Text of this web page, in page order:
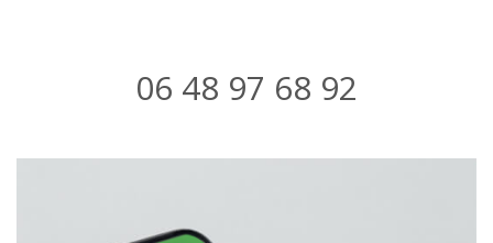
06 48 97 68 92